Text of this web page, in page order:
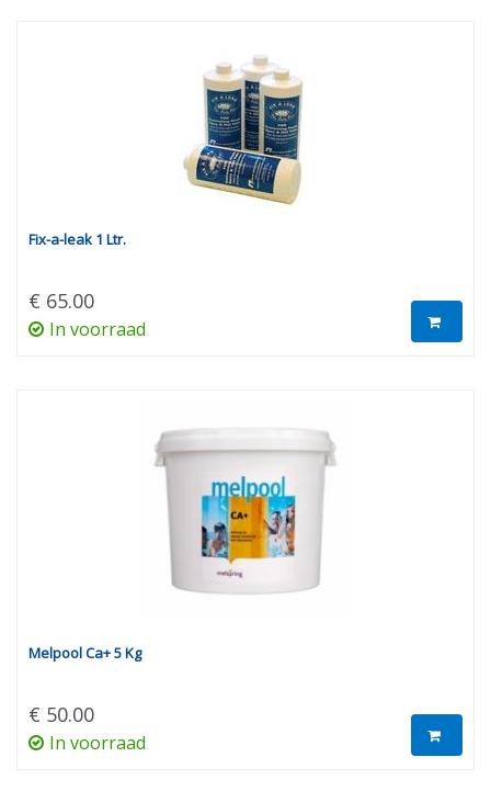
Fix-a-leak 1 Ltr.
€ 65.00
In voorraad
Melpool Ca+ 5 Kg
€ 50.00
In voorraad